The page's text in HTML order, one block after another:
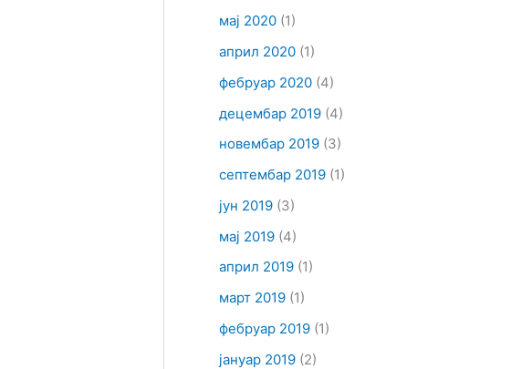
мај 2020(1)
април 2020(1)
фебруар 2020(4)
децембар 2019(4)
новембар 2019(3)
септембар 2019(1)
јун 2019(3)
мај 2019(4)
април 2019(1)
март 2019(1)
фебруар 2019(1)
јануар 2019(2)